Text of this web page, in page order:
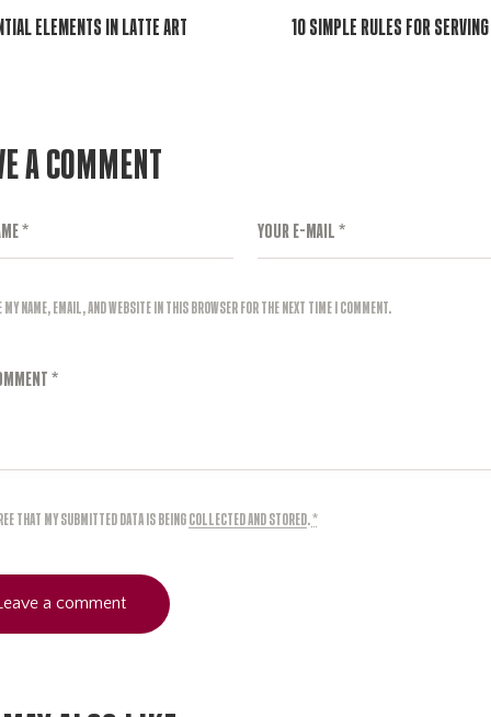
Elements in Latte Art
10 Simple Rules for
a comment
my name, email, and website in this browser for the next time I comment.
that my submitted data is beingcollected and stored.*